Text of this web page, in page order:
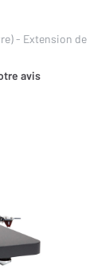
- Extension de
avis